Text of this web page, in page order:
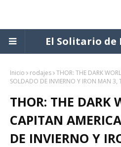
El Solitario de
Inicio rodajes THOR: THE DARK
SOLDADO DE INVIERNO Y IRON MAN 3,
THOR: THE DARK
CAPITAN
DE INVIERNO Y